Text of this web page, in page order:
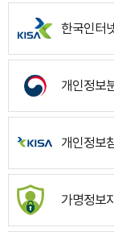
한국인터
개인정보
개인정보
가명정보